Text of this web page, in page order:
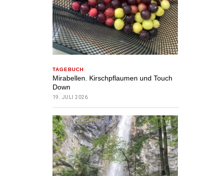
TAGEBUCH
Mirabellen. Kirschpflaumen und Touch
Down
19. JULI 2026